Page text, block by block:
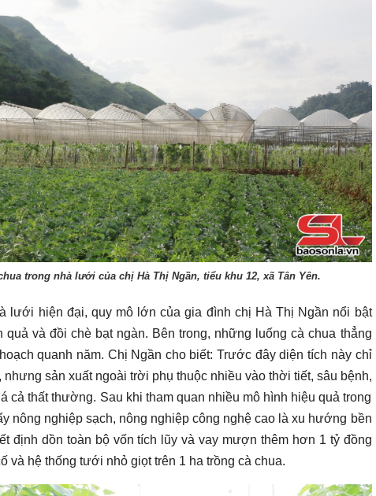
trong nhà lưới của chị Hà Thị Ngần, tiểu khu 12, xã Tân Yên.
lưới hiện đại, quy mô lớn của gia đình chị Hà Thị Ngần nổi bật
và đồi chè bạt ngàn. Bên trong, những luống cà chua thẳng
quanh năm. Chị Ngần cho biết: Trước đây diện tích này chỉ
nhưng sản xuất ngoài trời phụ thuộc nhiều vào thời tiết, sâu bệnh,
cả thất thường. Sau khi tham quan nhiều mô hình hiệu quả trong
nông nghiệp sạch, nông nghiệp công nghệ cao là xu hướng bền
định dồn toàn bộ vốn tích lũy và vay mượn thêm hơn 1 tỷ đồng
và hệ thống tưới nhỏ giọt trên 1 ha trồng cà chua.
ngày mới 6/8/2026 Chào ngày mới 5/8/2026